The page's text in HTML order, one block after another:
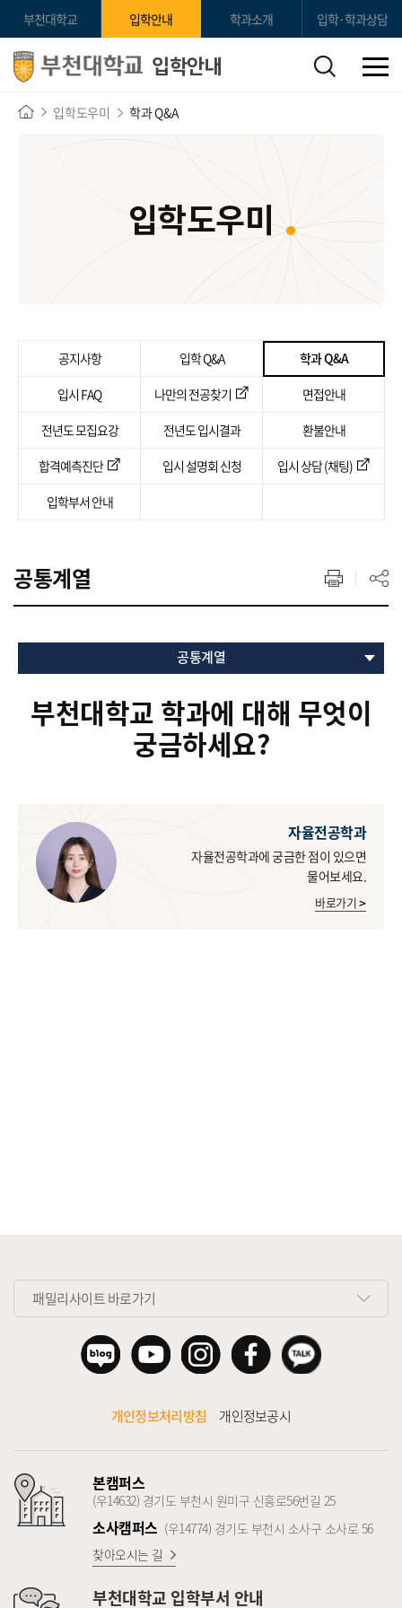
부천대학교 입학안내 학과소개 입학·학과상담
입학안내
입학도우미 학과 Q&A
입학도우미
공지사항 입학 Q&A
학과 Q&A
입시 FAQ
나만의 전공찾기
면접안내
전년도 모집요강
전년도 입시결과
환불안내
합격예측진단
입시 설명회 신청
입시 상담 (채팅)
입학부서 안내
공통계열
공통계열
부천대학교 학과에 대해 무엇이
궁금하세요?
자율전공학과
자율전공학과에 궁금한 점이 있으면
물어보세요.
바로가기
패밀리사이트 바로가기
개인정보처리방침 개인정보공시
본캠퍼스
(우14632) 경기도 부천시 원미구 신흥로56번길 25
소사캠퍼스 (우14774) 경기도 부천시 소사구 소사로 56
찾아오시는 길
부천대학교 입학부서 안내